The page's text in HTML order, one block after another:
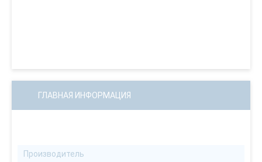
ГЛАВНАЯ ИНФОРМАЦИЯ
Производитель